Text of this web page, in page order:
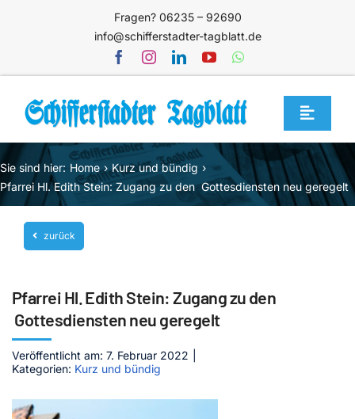
Fragen? 06235 – 92690
info@schifferstadter-tagblatt.de
Toggle
Home
Themen
Blog
Unternehmen
Mediathek
Jetzt abonnieren
Sie sind hier: Home
Kurz und bündig
Pfarrei Hl. Edith Stein: Zugang zu den Gottesdiensten neu geregelt
zurück
Pfarrei Hl. Edith Stein: Zugang zu den
Gottesdiensten neu geregelt
Veröffentlicht am: 7. Februar 2022
Kategorien: Kurz und bündig